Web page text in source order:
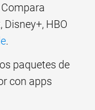
Compara
HBO
.
paquetes de
con apps